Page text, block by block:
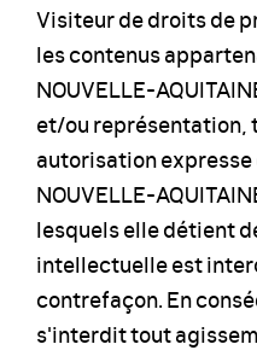
Visiteur de droits de
les contenus
NOUVELLE-
et/ou représentation,
autorisation expresse
NOUVELLE-
lesquels elle détient
intellectuelle est
contrefaçon. En
s'interdit tout